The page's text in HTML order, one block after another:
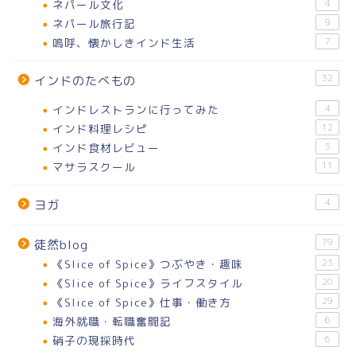
ネパール文化 4
ネパール旅行記 9
嗚呼、懐かしきインド生活 7
インドのたべもの 32
インドレストランに行ってみた 4
インド料理レシピ 12
インド食材レビュー 5
マサラスクール 11
ヨガ 4
徒然blog 79
《Slice of Spice》つぶやき・趣味 23
《Slice of Spice》ライフスタイル 20
《Slice of Spice》仕事・働き方 29
海外就職・転職奮闘記 6
硝子の現採時代 6